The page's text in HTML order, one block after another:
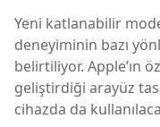
Yeni katlanabilir
deneyiminin bazı
belirtiliyor. Apple’ın
geliştirdiği arayüz
cihazda da